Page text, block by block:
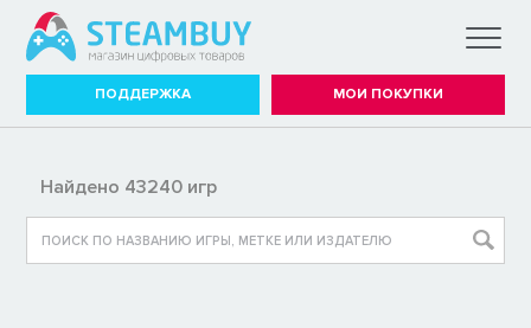
ПОДДЕРЖКА МОИ ПОКУПКИ
Найдено 43240 игр